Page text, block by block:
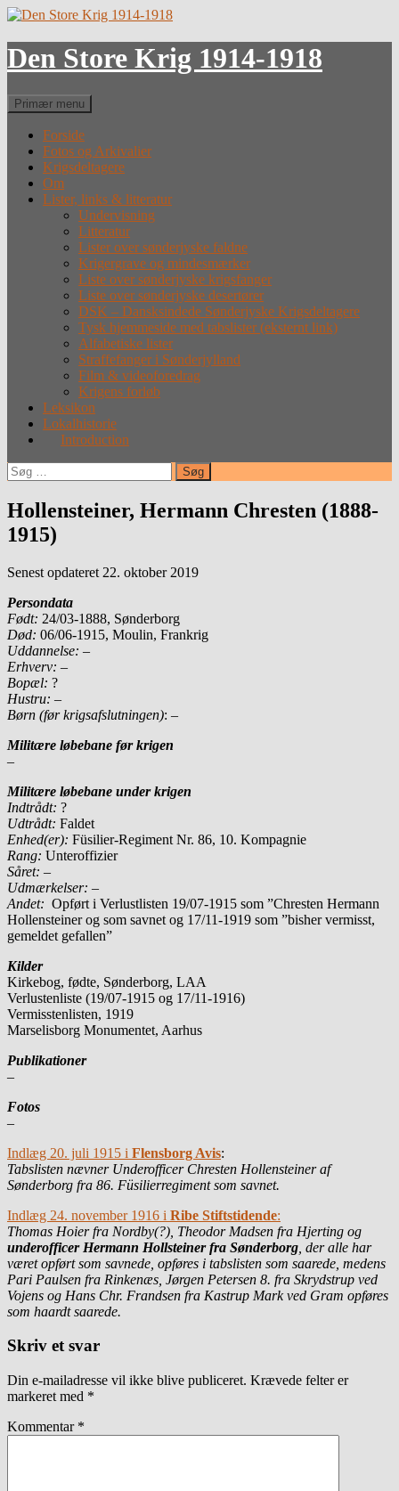
Hop
indhold
Den Store Krig 1914-1918
Søg
Primær menu
Forside
Fotos og Arkivalier
Krigsdeltagere
Om
Lister, links & litteratur
Undervisning
Litteratur
Lister over sønderjyske faldne
Krigergrave og mindesmærker
Liste over sønderjyske krigsfanger
Liste over sønderjyske desertører
DSK – Dansksindede Sønderjyske Krigsdeltagere
Tysk hjemmeside med tabslister (eksternt link)
Alfabetiske lister
Straffefanger i Sønderjylland
Film & videoforedrag
Krigens forløb
Leksikon
Lokalhistorie
Introduction
Søg
efter:
Hollensteiner, Hermann Chresten (1888-
1915)
Senest opdateret 22. oktober 2019
Persondata
Født: 24/03-1888, Sønderborg
Død: 06/06-1915, Moulin, Frankrig
Uddannelse: –
Erhverv: –
Bopæl: ?
Hustru: –
Børn (før krigsafslutningen): –
Militære løbebane før krigen
–
Militære løbebane under krigen
Indtrådt: ?
Udtrådt: Faldet
Enhed(er): Füsilier-Regiment Nr. 86, 10. Kompagnie
Rang: Unteroffizier
Såret: –
Udmærkelser: –
Andet: Opført i Verlustlisten 19/07-1915 som ”Chresten Hermann
Hollensteiner og som savnet og 17/11-1919 som ”bisher vermisst,
gemeldet gefallen”
Kilder
Kirkebog, fødte, Sønderborg, LAA
Verlustenliste (19/07-1915 og 17/11-1916)
Vermisstenlisten, 1919
Marselisborg Monumentet, Aarhus
Publikationer
–
Fotos
–
Indlæg 20. juli 1915 i Flensborg Avis:
Tabslisten nævner Underofficer Chresten Hollensteiner af
Sønderborg fra 86. Füsilierregiment som savnet.
Indlæg 24. november 1916 i Ribe Stiftstidende:
Thomas Hoier fra Nordby(?), Theodor Madsen fra Hjerting og
underofficer Hermann Hollsteiner fra Sønderborg , der alle har
været opført som savnede, opføres i tabslisten som saarede, medens
Pari Paulsen fra Rinkenæs, Jørgen Petersen 8. fra Skrydstrup ved
Vojens og Hans Chr. Frandsen fra Kastrup Mark ved Gram opføres
som haardt saarede.
Skriv et svar
Din e-mailadresse vil ikke blive publiceret. Krævede felter er
markeret med *
Kommentar *